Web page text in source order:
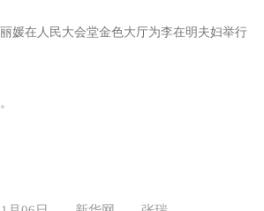
在人民大会堂金色大厅为李在明夫妇举行